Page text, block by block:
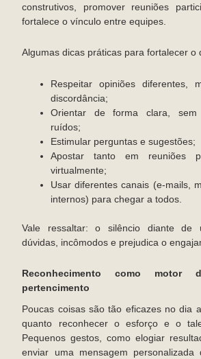
construtivos, promover reuniões
fortalece o vínculo entre equipes.
Algumas dicas práticas para fortalecer o
Respeitar opiniões diferentes,
discordância;
Orientar de forma clara, sem
ruídos;
Estimular perguntas e sugestões;
Apostar tanto em reuniões
virtualmente;
Usar diferentes canais (e-mails,
internos) para chegar a todos.
Vale ressaltar: o silêncio diante de
dúvidas, incômodos e prejudica o
Reconhecimento como
pertencimento
Poucas coisas são tão eficazes no dia
quanto reconhecer o esforço e o
Pequenos gestos, como elogiar
enviar uma mensagem personalizada